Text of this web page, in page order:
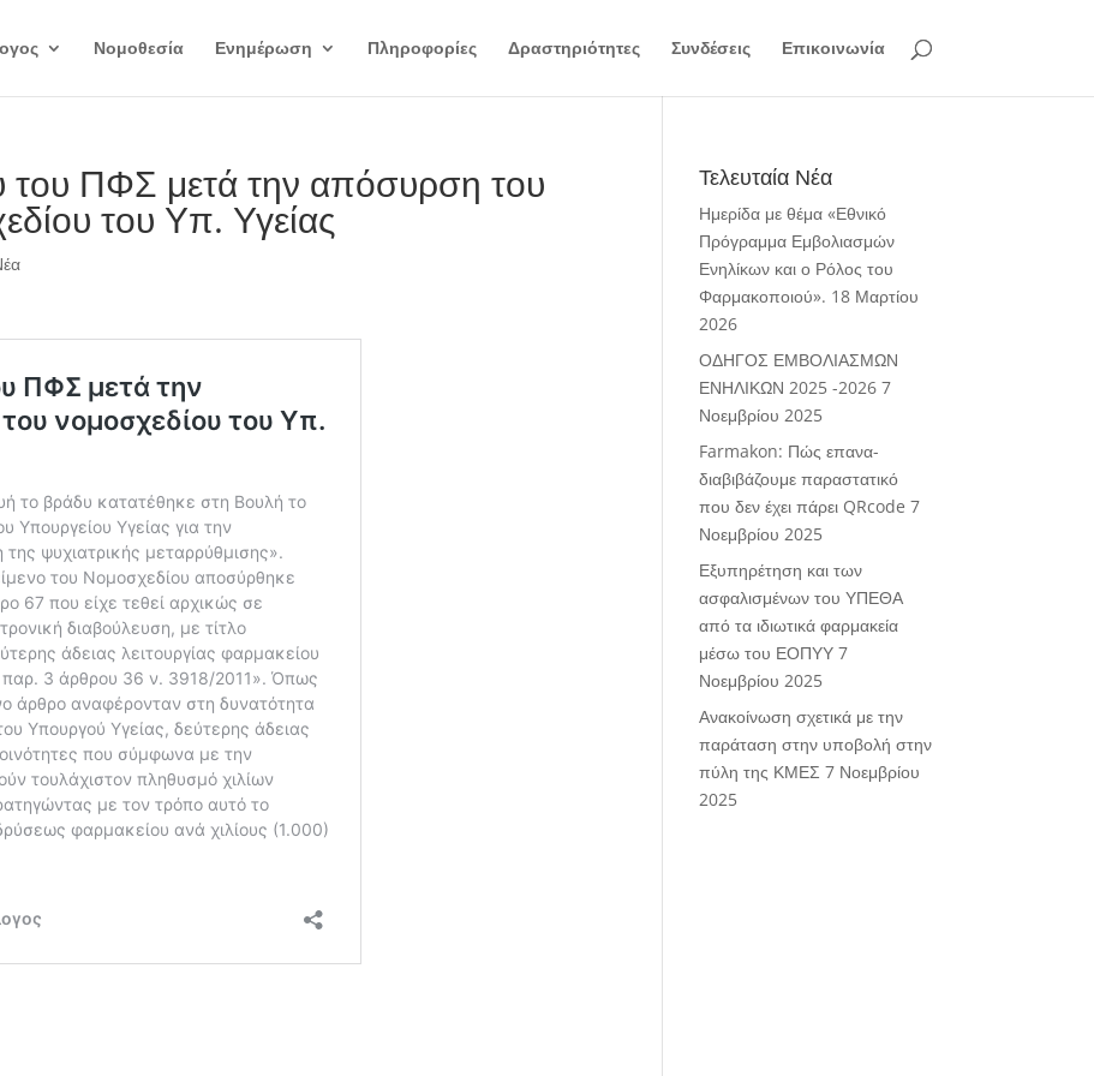
Νομοθεσία Ενημέρωση Πληροφορίες Δραστηριότητες Συνδέσεις Επικοινωνία
ΠΦΣ μετά την απόσυρση του
του Υπ. Υγείας
Τελευταία Νέα
Ημερίδα με θέμα «Εθνικό
Πρόγραμμα Εμβολιασμών
Ενηλίκων και ο Ρόλος του
Φαρμακοποιού». 18 Μαρτίου
2026
ΟΔΗΓΟΣ ΕΜΒΟΛΙΑΣΜΩΝ
ΕΝΗΛΙΚΩΝ 2025 -2026 7
Νοεμβρίου 2025
Farmakon: Πώς επανα-
διαβιβάζουμε παραστατικό
που δεν έχει πάρει QRcode 7
Νοεμβρίου 2025
Εξυπηρέτηση και των
ασφαλισμένων του ΥΠΕΘΑ
από τα ιδιωτικά φαρμακεία
μέσω του ΕΟΠΥΥ 7
Νοεμβρίου 2025
Ανακοίνωση σχετικά με την
παράταση στην υποβολή στην
πύλη της ΚΜΕΣ 7 Νοεμβρίου
2025